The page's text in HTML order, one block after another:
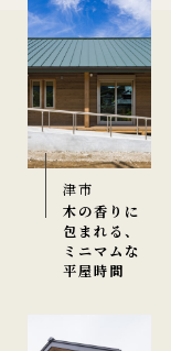
津市
木の香りに
包まれる、
ミニマムな
平屋時間